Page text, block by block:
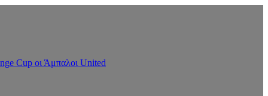
Cup οι Άμπαλοι United